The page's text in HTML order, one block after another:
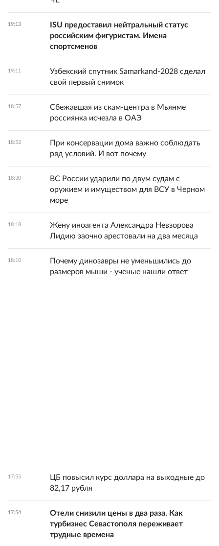
19:13
ISU предоставил нейтральный статус
российским фигуристам. Имена
спортсменов
19:11
Узбекский спутник Samarkand-2028 сделал
свой первый снимок
18:57
Сбежавшая из скам-центра в Мьянме
россиянка исчезла в ОАЭ
18:52
При консервации дома важно соблюдать
ряд условий. И вот почему
18:30
ВС России ударили по двум судам с
оружием и имуществом для ВСУ в Черном
море
18:18
Жену иноагента Александра Невзорова
Лидию заочно арестовали на два месяца
18:10
Почему динозавры не уменьшились до
размеров мыши - ученые нашли ответ
17:55
ЦБ повысил курс доллара на выходные до
82,17 рубля
17:54
Отели снизили цены в два раза. Как
турбизнес Севастополя переживает
трудные времена